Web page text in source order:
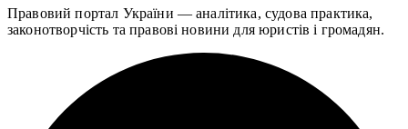
Правовий портал України — аналітика, судова практика,
законотворчість та правові новини для юристів і громадян.